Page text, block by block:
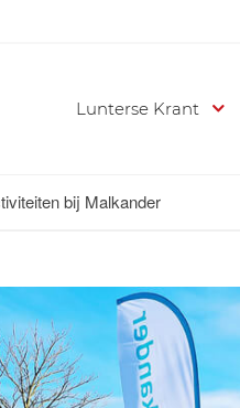
Lunterse Krant
bij Malkander